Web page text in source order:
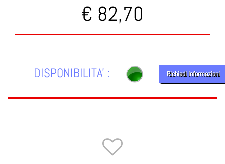
€ 82,70
DISPONIBILITA' : Richiedi Informazioni